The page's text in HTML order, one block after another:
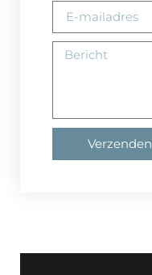
Verzenden